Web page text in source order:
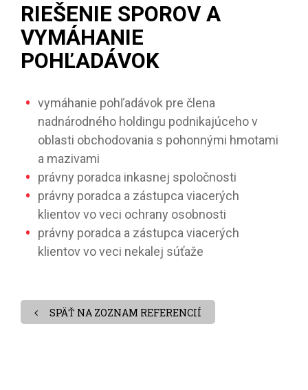
RIEŠENIE SPOROV A
VYMÁHANIE
POHĽADÁVOK
vymáhanie pohľadávok pre člena
nadnárodného holdingu podnikajúceho v
oblasti obchodovania s pohonnými hmotami
a mazivami
právny poradca inkasnej spoločnosti
právny poradca a zástupca viacerých
klientov vo veci ochrany osobnosti
právny poradca a zástupca viacerých
klientov vo veci nekalej súťaže
SPÄŤ NA ZOZNAM REFERENCIÍ